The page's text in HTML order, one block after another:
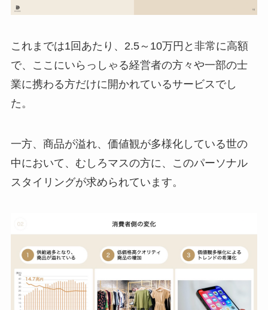
これまでは1回あたり、2.5～10万円と非常に高額
で、ここにいらっしゃる経営者の方々や一部の士
業に携わる方だけに開かれているサービスでし
た。
一方、商品が溢れ、価値観が多様化している世の
中において、むしろマスの方に、このパーソナル
スタイリングが求められています。